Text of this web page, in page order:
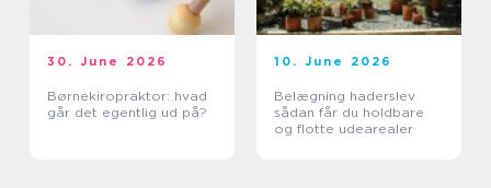
30. June 2026
Børnekiropraktor: hvad
går det egentlig ud på?
10. June 2026
Belægning haderslev
sådan får du holdbare
og flotte udearealer